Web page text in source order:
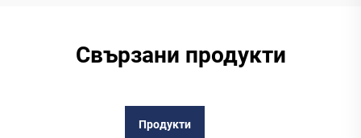
Свързани продукти
Продукти